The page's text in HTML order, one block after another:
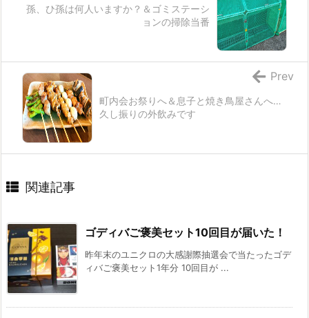
孫、ひ孫は何人いますか？＆ゴミステーシ
ョンの掃除当番
町内会お祭りへ＆息子と焼き鳥屋さんへ…
久し振りの外飲みです
Prev
関連記事
ゴディバご褒美セット10回目が届いた！
昨年末のユニクロの大感謝際抽選会で当たったゴデ
ィバご褒美セット1年分 10回目が ...